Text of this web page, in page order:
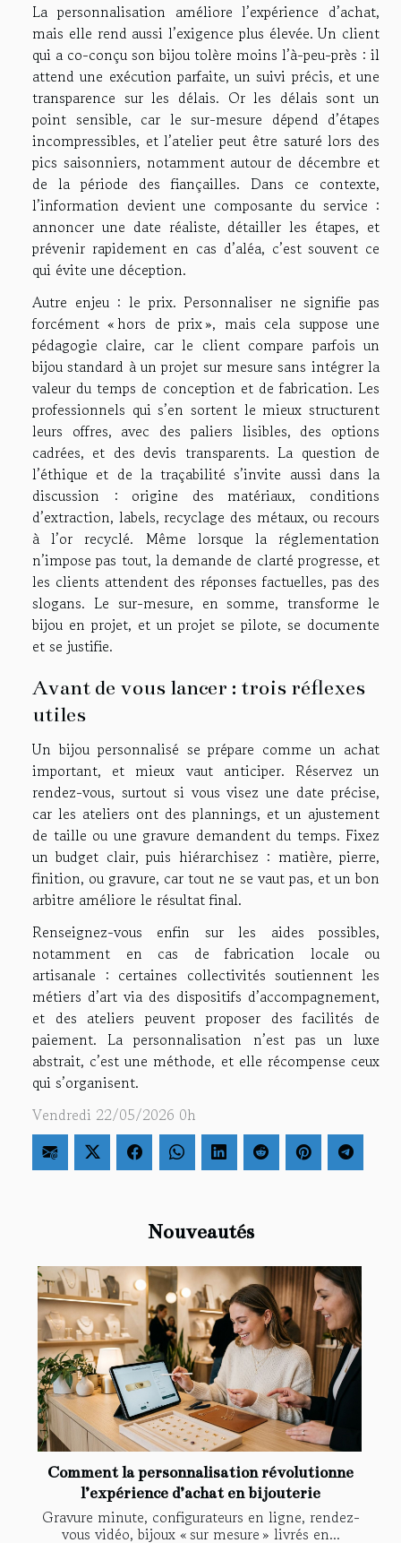
Nouveautés
Comment la personnalisation révolutionne
l’expérience d’achat en bijouterie
Gravure minute, configurateurs en ligne, rendez-
vous vidéo, bijoux « sur mesure » livrés en...
La personnalisation améliore l’expérience d’achat,
mais elle rend aussi l’exigence plus élevée. Un client
qui a co-conçu son bijou tolère moins l’à-peu-près : il
attend une exécution parfaite, un suivi précis, et une
transparence sur les délais. Or les délais sont un
point sensible, car le sur-mesure dépend d’étapes
incompressibles, et l’atelier peut être saturé lors des
pics saisonniers, notamment autour de décembre et
de la période des fiançailles. Dans ce contexte,
l’information devient une composante du service :
annoncer une date réaliste, détailler les étapes, et
prévenir rapidement en cas d’aléa, c’est souvent ce
qui évite une déception.
Autre enjeu : le prix. Personnaliser ne signifie pas
forcément « hors de prix », mais cela suppose une
pédagogie claire, car le client compare parfois un
bijou standard à un projet sur mesure sans intégrer la
valeur du temps de conception et de fabrication. Les
professionnels qui s’en sortent le mieux structurent
leurs offres, avec des paliers lisibles, des options
cadrées, et des devis transparents. La question de
l’éthique et de la traçabilité s’invite aussi dans la
discussion : origine des matériaux, conditions
d’extraction, labels, recyclage des métaux, ou recours
à l’or recyclé. Même lorsque la réglementation
n’impose pas tout, la demande de clarté progresse, et
les clients attendent des réponses factuelles, pas des
slogans. Le sur-mesure, en somme, transforme le
bijou en projet, et un projet se pilote, se documente
et se justifie.
Avant de vous lancer : trois réflexes
utiles
Un bijou personnalisé se prépare comme un achat
important, et mieux vaut anticiper. Réservez un
rendez-vous, surtout si vous visez une date précise,
car les ateliers ont des plannings, et un ajustement
de taille ou une gravure demandent du temps. Fixez
un budget clair, puis hiérarchisez : matière, pierre,
finition, ou gravure, car tout ne se vaut pas, et un bon
arbitre améliore le résultat final.
Renseignez-vous enfin sur les aides possibles,
notamment en cas de fabrication locale ou
artisanale : certaines collectivités soutiennent les
métiers d’art via des dispositifs d’accompagnement,
et des ateliers peuvent proposer des facilités de
paiement. La personnalisation n’est pas un luxe
abstrait, c’est une méthode, et elle récompense ceux
qui s’organisent.
Vendredi 22/05/2026 0h